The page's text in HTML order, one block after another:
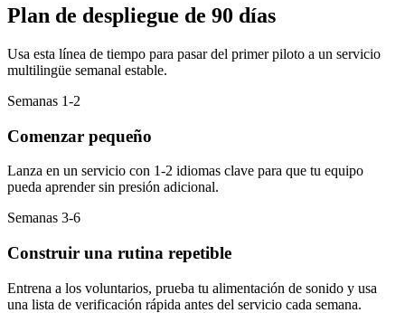
Plan de despliegue de 90 días
Usa esta línea de tiempo para pasar del primer piloto a un servicio
multilingüe semanal estable.
Semanas 1-2
Comenzar pequeño
Lanza en un servicio con 1-2 idiomas clave para que tu equipo
pueda aprender sin presión adicional.
Semanas 3-6
Construir una rutina repetible
Entrena a los voluntarios, prueba tu alimentación de sonido y usa
una lista de verificación rápida antes del servicio cada semana.